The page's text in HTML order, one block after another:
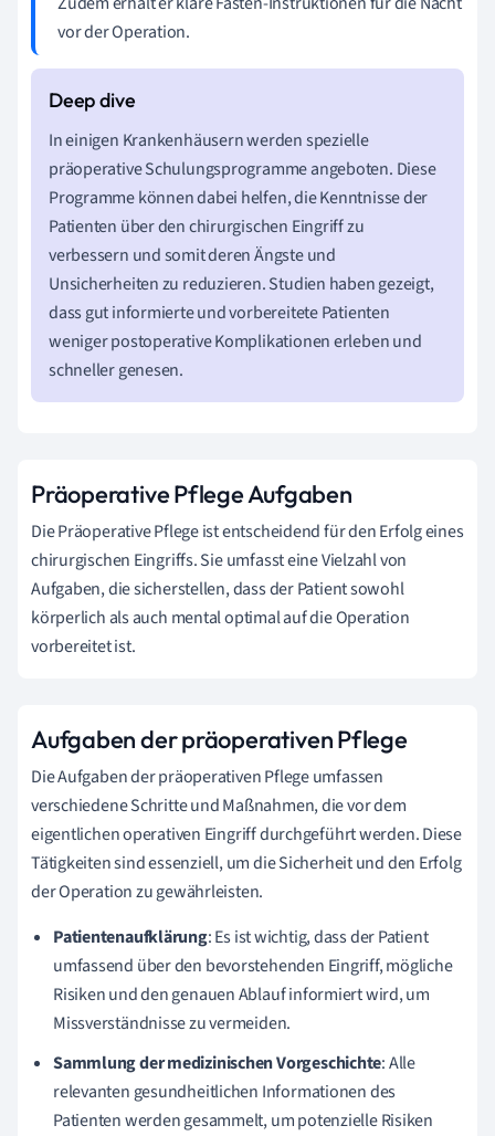
vor der Operation.
In einigen Krankenhäusern werden spezielle
präoperative Schulungsprogramme angeboten. Diese
Programme können dabei helfen, die Kenntnisse der
Patienten über den chirurgischen Eingriff zu
verbessern und somit deren Ängste und
Unsicherheiten zu reduzieren. Studien haben gezeigt,
dass gut informierte und vorbereitete Patienten
weniger postoperative Komplikationen erleben und
schneller genesen.
Präoperative Pflege Aufgaben
Die Präoperative Pflege ist entscheidend für den Erfolg eines
chirurgischen Eingriffs. Sie umfasst eine Vielzahl von
Aufgaben, die sicherstellen, dass der Patient sowohl
körperlich als auch mental optimal auf die Operation
vorbereitet ist.
Aufgaben der präoperativen Pflege
Die Aufgaben der präoperativen Pflege umfassen
verschiedene Schritte und Maßnahmen, die vor dem
eigentlichen operativen Eingriff durchgeführt werden. Diese
Tätigkeiten sind essenziell, um die Sicherheit und den Erfolg
der Operation zu gewährleisten.
Patientenaufklärung: Es ist wichtig, dass der Patient
umfassend über den bevorstehenden Eingriff, mögliche
Risiken und den genauen Ablauf informiert wird, um
Missverständnisse zu vermeiden.
Sammlung der medizinischen Vorgeschichte: Alle
relevanten gesundheitlichen Informationen des
Patienten werden gesammelt, um potenzielle Risiken